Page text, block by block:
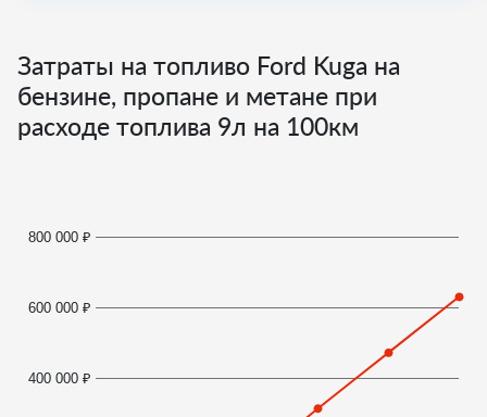
Затраты на топливо Ford Kuga на
бензине, пропане и метане при
расходе топлива 9л на 100км
400 000 ₽
600 000 ₽
800 000 ₽